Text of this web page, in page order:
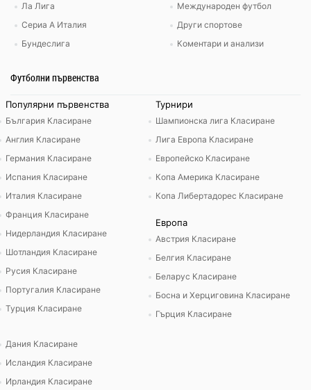
Ла Лига
Сериа А Италия
Бундеслига
Международен футбол
Други спортове
Коментари и анализи
Футболни първенства
Популярни първенства
България Класиране
Англия Класиране
Германия Класиране
Испания Класиране
Италия Класиране
Франция Класиране
Нидерландия Класиране
Шотландия Класиране
Русия Класиране
Португалия Класиране
Турция Класиране
Турнири
Шампионска лига Класиране
Лига Европа Класиране
Европейско Класиране
Копа Америка Класиране
Копа Либертадорес Класиране
Европа
Австрия Класиране
Белгия Класиране
Беларус Класиране
Босна и Херциговина Класиране
Гърция Класиране
Дания Класиране
Исландия Класиране
Ирландия Класиране